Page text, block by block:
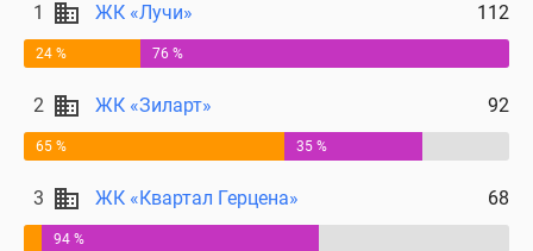
1 ЖК «Лучи» 112
24 % 76 %
2 ЖК «Зиларт» 92
65 % 35 %
3 ЖК «Квартал Герцена» 68
94 %